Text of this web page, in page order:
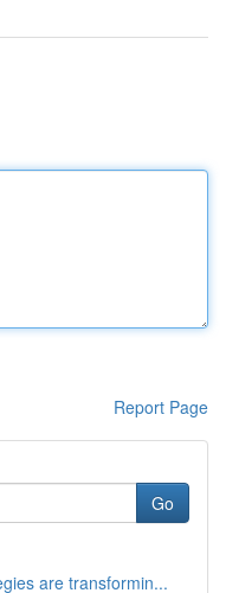
Report Page
Go
are transformin...